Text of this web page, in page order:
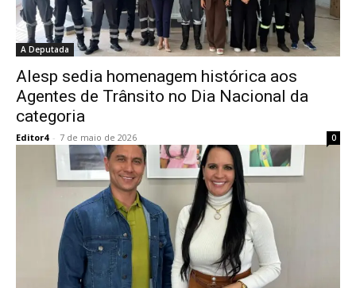
A Deputada
Alesp sedia homenagem histórica aos
Agentes de Trânsito no Dia Nacional da
categoria
Editor4 - 7 de maio de 2026 0